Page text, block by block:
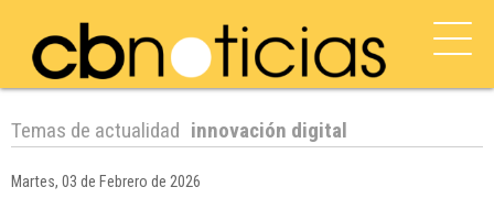
Temas de actualidad innovación digital
Martes, 03 de Febrero de 2026